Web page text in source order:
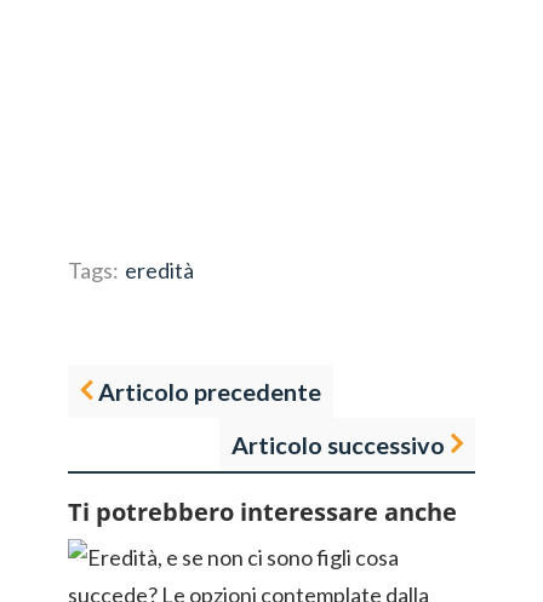
Tags: eredità
Articolo precedente
Articolo successivo
Ti potrebbero interessare anche